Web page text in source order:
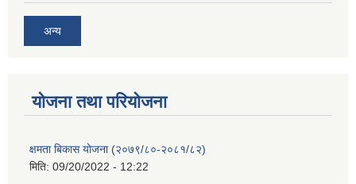
अन्य
याेजना तथा परियाेजना
क्षमता बिकास योजना (२०७९/८०-२०८१/८२)
मिति: 09/20/2022 - 12:22